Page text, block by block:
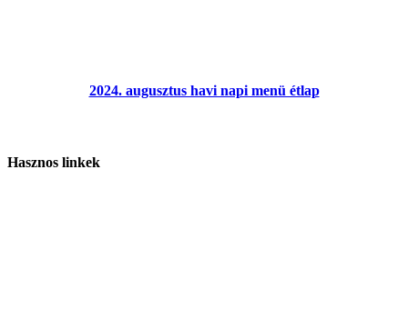
2024. augusztus havi napi menü étlap
Hasznos linkek